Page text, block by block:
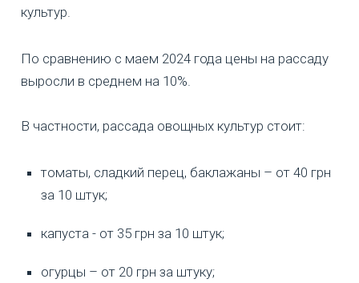
культур.
По сравнению с маем 2024 года цены на рассаду
выросли в среднем на 10%.
В частности, рассада овощных культур стоит:
томаты, сладкий перец, баклажаны – от 40 грн
за 10 штук;
капуста - от 35 грн за 10 штук;
огурцы – от 20 грн за штуку;